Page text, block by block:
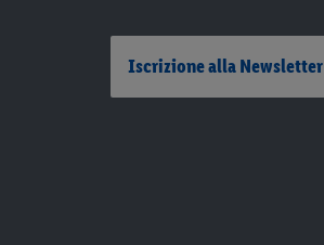
Iscrizione alla Newsletter